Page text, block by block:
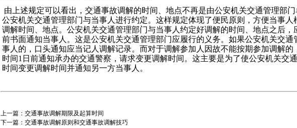
由上述规定可以看出，交通事故调解的时间、地点不再是由公安机关交通管理部
公安机关交通管理部门与当事人进行约定。这样规定体现了便民原则，方便当事人
调解时间、地点。公安机关交通管理部门与当事人约定好调解的时间、地点之后，
前书面通知当事人。这是公安机关交通管理部门应履行的义务。如果公安机关交通
事人的，口头通知应当记人调解记录。而对于调解参加人因故不能按期参加调解的
时间1日前通知承办的交通警察，请求变更调解时间。这主要是为了使公安机关交
时间变更调解时间并通知另一方当事人。
上一篇： 交通事故调解期限及起算时间
下一篇： 交通事故调解原则和交通事故调解技巧